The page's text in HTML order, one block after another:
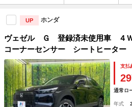
UP ホンダ
ヴェゼル Ｇ 登録済未使用車 ４
コーナーセンサー シートヒータ
ォグ オートハイビーム オートエ
正１６インチアルミ 誤発進抑制機
支払
通常ロ
年式